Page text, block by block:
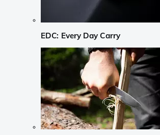
EDC: Every Day Carry